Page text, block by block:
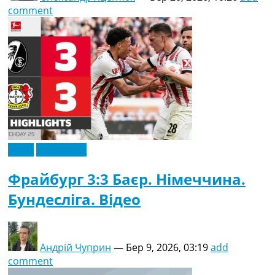
comment
Фрайбург 3:3 Баєр. Німеччина.
Бундесліга. Відео
Андрій Чуприн — Бер 9, 2026, 03:19add
comment